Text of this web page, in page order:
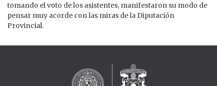
tomando el voto de los asistentes, manifestaron su modo de
pensar muy acorde con las miras de la Diputación
Provincial.